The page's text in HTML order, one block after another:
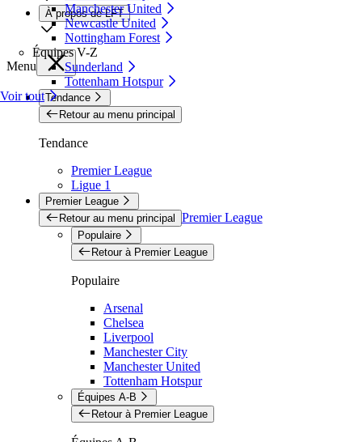
Manchester United
Newcastle United
Nottingham Forest
Équipes V-Z
Sunderland
Tottenham Hotspur
Voir tout
À propos de LFT
Menu
Tendance
Retour au menu principal
Tendance
Premier League
Ligue 1
Premier League
Retour au menu principal Premier League
Populaire
Retour à Premier League
Populaire
Arsenal
Chelsea
Liverpool
Manchester City
Manchester United
Tottenham Hotspur
Équipes A-B
Retour à Premier League